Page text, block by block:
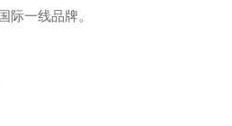
际一线品牌。